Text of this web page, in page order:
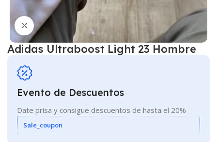
Click to enlarge
Adidas Ultraboost Light 23 Hombre
Evento de Descuentos
Date prisa y consigue descuentos de hasta el 20%
Sale_coupon